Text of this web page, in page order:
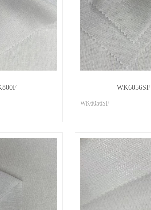
WK6056SF
WK6056SF